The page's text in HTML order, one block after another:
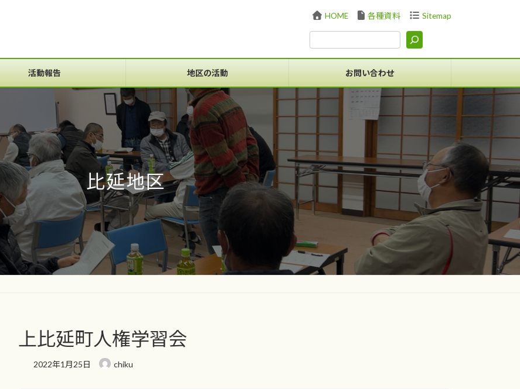
HOME 各種資料 Sitemap
活動報告 地区の活動 お問い合わせ
比延地区
上比延町人権学習会
2022年1月25日 chiku